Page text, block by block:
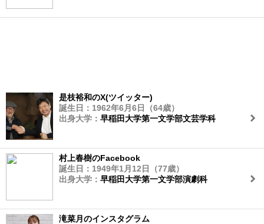
是枝裕和のX(ツイッター)
誕生日：1962年6月6日（64歳）
出身大学： 早稲田大学第一文学部文芸学科
村上春樹のFacebook
誕生日：1949年1月12日（77歳）
出身大学： 早稲田大学第一文学部演劇科
滝菜月のインスタグラム